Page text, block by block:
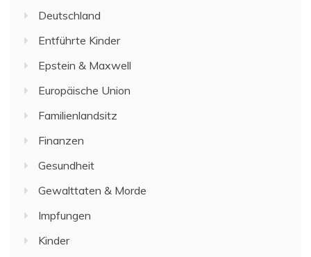
Deutschland
Entführte Kinder
Epstein & Maxwell
Europäische Union
Familienlandsitz
Finanzen
Gesundheit
Gewalttaten & Morde
Impfungen
Kinder